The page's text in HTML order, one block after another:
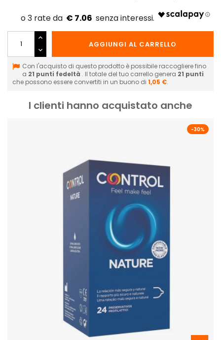
€ 7.06
AGGIUNGI AL CARRELLO
Con l'acquisto di questo prodotto è possibile raccogliere fino
a 21 punti fedeltà . Il totale del tuo carrello genera 21 punti
che possono essere convertiti in un buono di 1,05 €.
I clienti hanno acquistato anche
-30%